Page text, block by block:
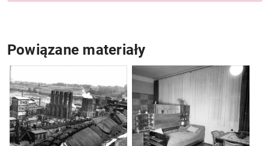
Powiązane materiały